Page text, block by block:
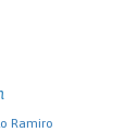
Ramiro